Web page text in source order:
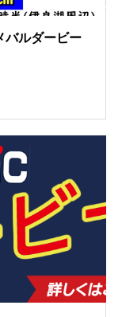
バルダービー